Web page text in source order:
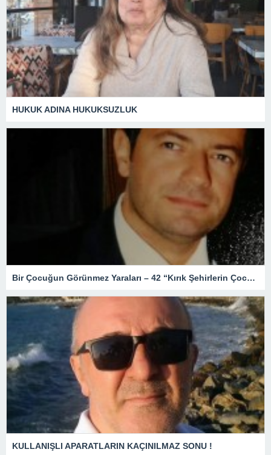
HUKUK ADINA HUKUKSUZLUK
Bir Çocuğun Görünmez Yaraları – 42 “Kırık Şehirlerin Çocukları”
KULLANIŞLI APARATLARIN KAÇINILMAZ SONU !